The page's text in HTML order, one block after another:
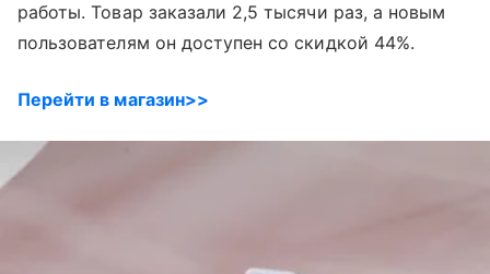
работы. Товар заказали 2,5 тысячи раз, а новым
пользователям он доступен со скидкой 44%.
Перейти в магазин>>